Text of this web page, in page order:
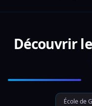
Découvrir
École de